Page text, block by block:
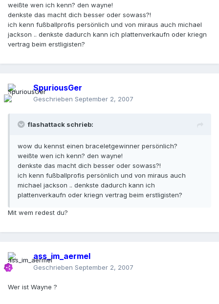
weißte wen ich kenn? den wayne!
denkste das macht dich besser oder sowass?!
ich kenn fußballprofis persönlich und von miraus auch michael
jackson .. denkste dadurch kann ich plattenverkaufn oder kriegn
vertrag beim erstligisten?
SpuriousGer
Geschrieben September 2, 2007
flashattack schrieb:
wow du kennst einen braceletgewinner persönlich?
weißte wen ich kenn? den wayne!
denkste das macht dich besser oder sowass?!
ich kenn fußballprofis persönlich und von miraus auch
michael jackson .. denkste dadurch kann ich
plattenverkaufn oder kriegn vertrag beim erstligisten?
Mit wem redest du?
ass_im_aermel
Geschrieben September 2, 2007
Wer ist Wayne ?